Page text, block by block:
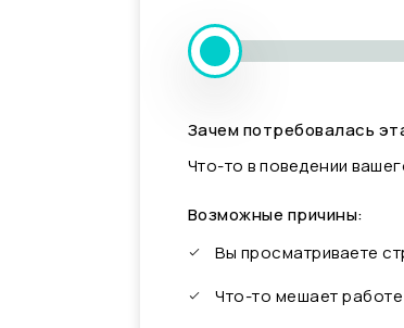
Зачем потребовалась
Что-то в поведении
Возможные причины:
Вы просматриваете
Что-то мешает